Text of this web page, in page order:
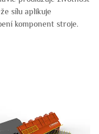
sílu aplikuje
komponent stroje.